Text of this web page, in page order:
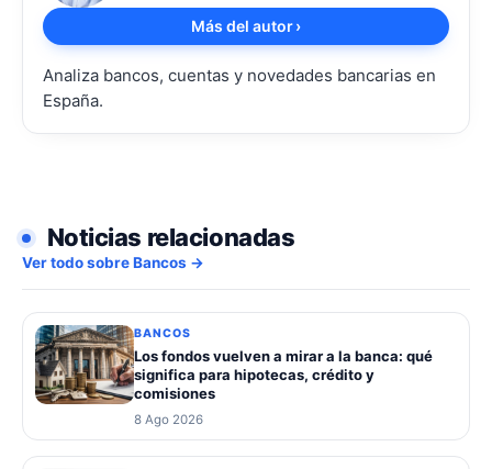
Más del autor›
Analiza bancos, cuentas y novedades bancarias en
España.
Noticias relacionadas
Ver todo sobre Bancos →
BANCOS
Los fondos vuelven a mirar a la banca: qué
significa para hipotecas, crédito y
comisiones
8 Ago 2026